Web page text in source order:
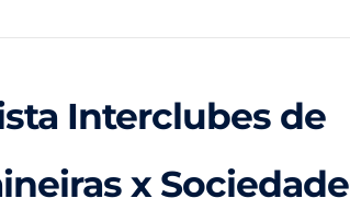
Interclubes de
x Sociedade